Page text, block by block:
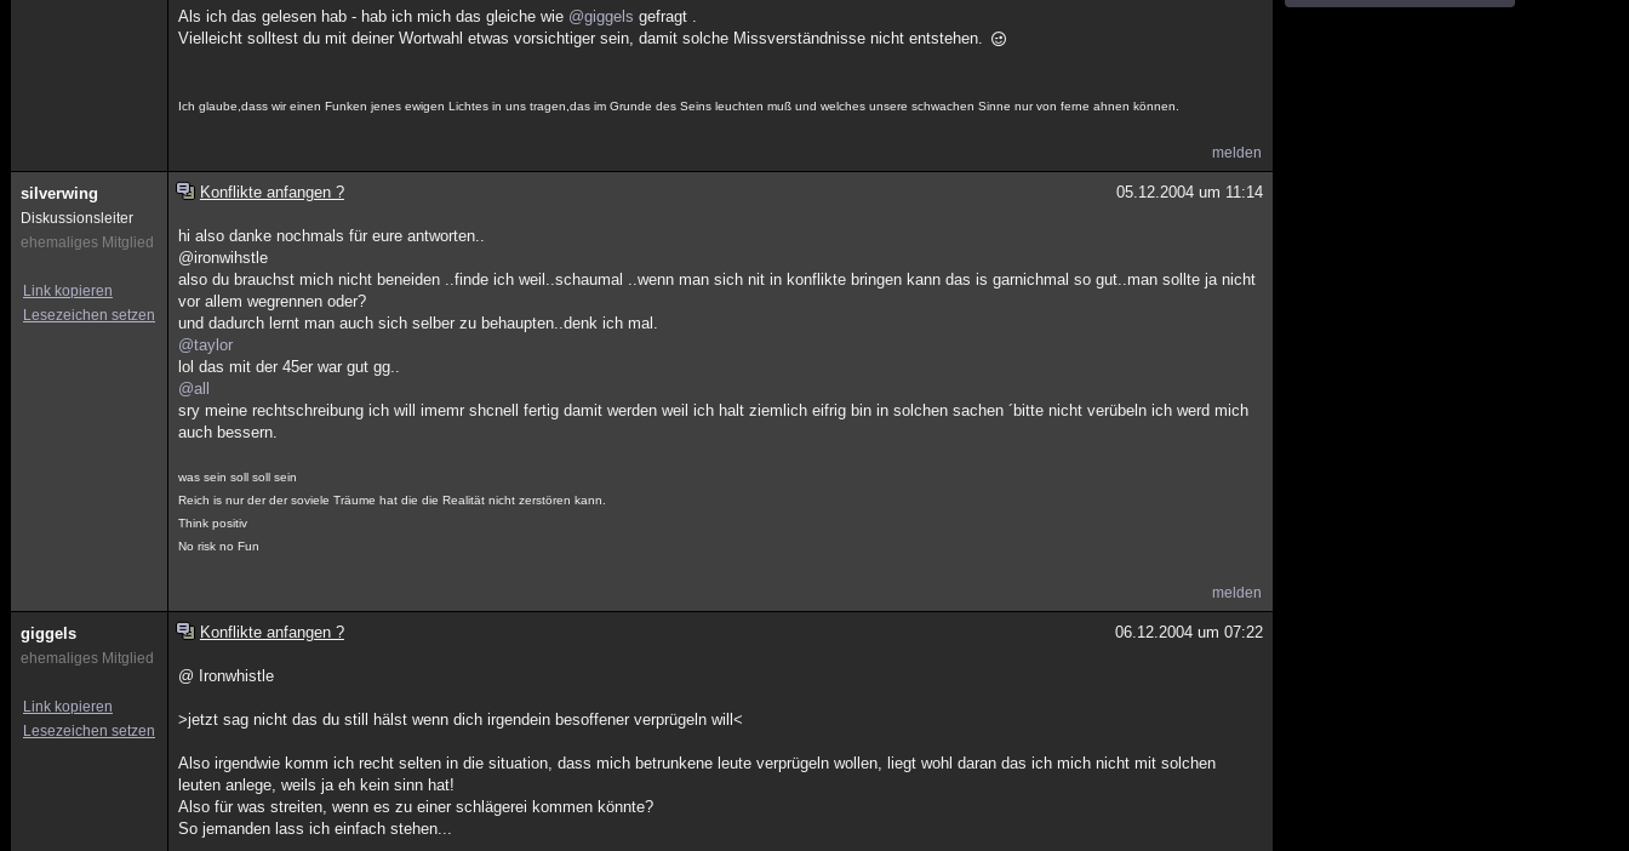
Als ich das gelesen hab - hab ich mich das gleiche wie @giggels gefragt .
Vielleicht solltest du mit deiner Wortwahl etwas vorsichtiger sein, damit solche Missverständnisse nicht entstehen.
Ich glaube,dass wir einen Funken jenes ewigen Lichtes in uns tragen,das im Grunde des Seins leuchten muß und welches unsere schwachen Sinne nur von ferne ahnen können.
melden
silverwing
Diskussionsleiter
ehemaliges Mitglied
Link kopieren
Lesezeichen setzen
Konflikte anfangen ? 05.12.2004 um 11:14
hi also danke nochmals für eure antworten..
@ironwihstle
also du brauchst mich nicht beneiden ..finde ich weil..schaumal ..wenn man sich nit in konflikte bringen kann das is garnichmal so gut..man sollte ja nicht
vor allem wegrennen oder?
und dadurch lernt man auch sich selber zu behaupten..denk ich mal.
@taylor
lol das mit der 45er war gut gg..
@all
sry meine rechtschreibung ich will imemr shcnell fertig damit werden weil ich halt ziemlich eifrig bin in solchen sachen ´bitte nicht verübeln ich werd mich
auch bessern.
was sein soll soll sein
Reich is nur der der soviele Träume hat die die Realität nicht zerstören kann.
Think positiv
No risk no Fun
melden
giggels
ehemaliges Mitglied
Link kopieren
Lesezeichen setzen
Konflikte anfangen ? 06.12.2004 um 07:22
@ Ironwhistle
>jetzt sag nicht das du still hälst wenn dich irgendein besoffener verprügeln will<
Also irgendwie komm ich recht selten in die situation, dass mich betrunkene leute verprügeln wollen, liegt wohl daran das ich mich nicht mit solchen
leuten anlege, weils ja eh kein sinn hat!
Also für was streiten, wenn es zu einer schlägerei kommen könnte?
So jemanden lass ich einfach stehen...